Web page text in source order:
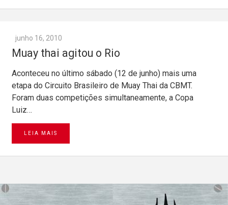
junho 16, 2010
Muay thai agitou o Rio
Aconteceu no último sábado (12 de junho) mais uma
etapa do Circuito Brasileiro de Muay Thai da CBMT.
Foram duas competições simultaneamente, a Copa
Luiz…
LEIA MAIS